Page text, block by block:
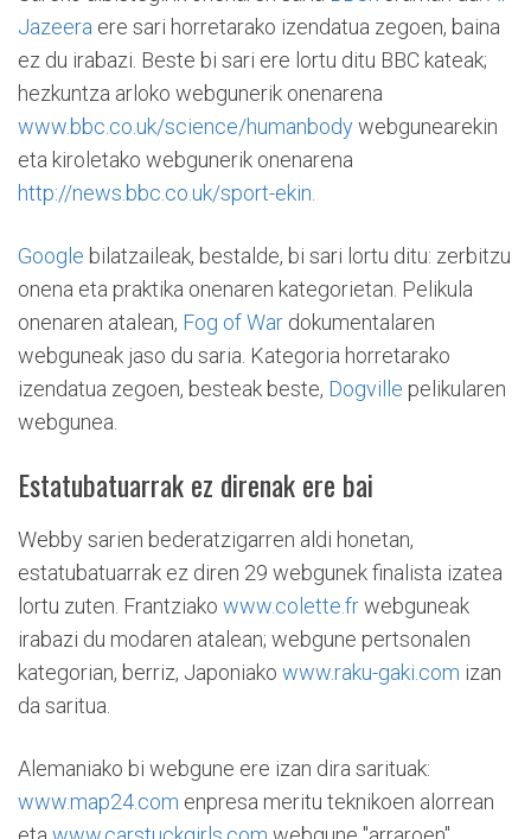
Jazeera ere sari horretarako izendatua zegoen, baina
ez du irabazi. Beste bi sari ere lortu ditu BBC kateak;
hezkuntza arloko webgunerik onenarena
www.bbc.co.uk/science/humanbodywebgunearekin
eta kiroletako webgunerik onenarena
http://news.bbc.co.uk/sport-ekin.
Google bilatzaileak, bestalde, bi sari lortu ditu: zerbitzu
onena eta praktika onenaren kategorietan. Pelikula
onenaren atalean, Fog of War dokumentalaren
webguneak jaso du saria. Kategoria horretarako
izendatua zegoen, besteak beste, Dogville pelikularen
webgunea.
Estatubatuarrak ez direnak ere bai
Webby sarien bederatzigarren aldi honetan,
estatubatuarrak ez diren 29 webgunek finalista izatea
lortu zuten. Frantziako www.colette.frwebguneak
irabazi du modaren atalean; webgune pertsonalen
kategorian, berriz, Japoniako www.raku-gaki.com izan
da saritua.
Alemaniako bi webgune ere izan dira sarituak:
www.map24.com enpresa meritu teknikoen alorrean